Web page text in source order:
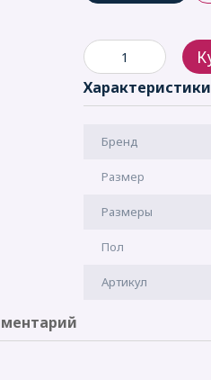
Характеристики
Бренд
Размер
Рaзмеры
Пол
Артикул